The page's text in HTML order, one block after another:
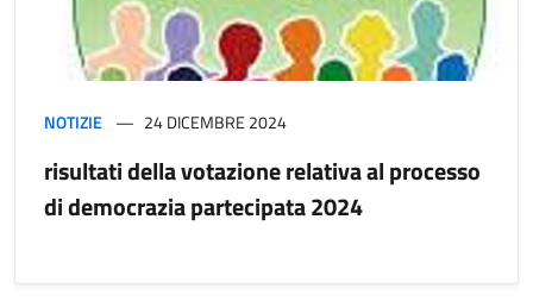
NOTIZIE 24 DICEMBRE 2024
risultati della votazione relativa al processo
di democrazia partecipata 2024